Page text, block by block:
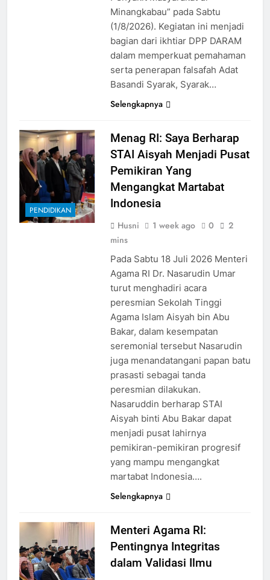
Minangkabau” pada Sabtu
(1/8/2026). Kegiatan ini menjadi
bagian dari ikhtiar DPP DARAM
dalam memperkuat pemahaman
serta penerapan falsafah Adat
Basandi Syarak, Syarak…
Selengkapnya
PENDIDIKAN
Menag RI: Saya Berharap
STAI Aisyah Menjadi Pusat
Pemikiran Yang
Mengangkat Martabat
Indonesia
Husni 1 week ago 0
2
mins
Pada Sabtu 18 Juli 2026 Menteri
Agama RI Dr. Nasarudin Umar
turut menghadiri acara
peresmian Sekolah Tinggi
Agama Islam Aisyah bin Abu
Bakar, dalam kesempatan
seremonial tersebut Nasarudin
juga menandatangani papan batu
prasasti sebagai tanda
peresmian dilakukan.
Nasaruddin berharap STAI
Aisyah binti Abu Bakar dapat
menjadi pusat lahirnya
pemikiran-pemikiran progresif
yang mampu mengangkat
martabat Indonesia….
Selengkapnya
Menteri Agama RI:
Pentingnya Integritas
dalam Validasi Ilmu